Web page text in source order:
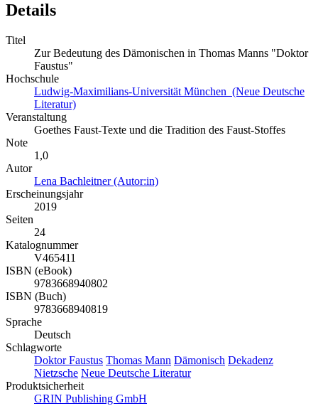
Details
Titel
Zur Bedeutung des Dämonischen in Thomas Manns "Doktor
Faustus"
Hochschule
Ludwig-Maximilians-Universität München (Neue Deutsche
Literatur)
Veranstaltung
Goethes Faust-Texte und die Tradition des Faust-Stoffes
Note
1,0
Autor
Lena Bachleitner (Autor:in)
Erscheinungsjahr
2019
Seiten
24
Katalognummer
V465411
ISBN (eBook)
9783668940802
ISBN (Buch)
9783668940819
Sprache
Deutsch
Schlagworte
Doktor Faustus Thomas Mann Dämonisch Dekadenz
Nietzsche Neue Deutsche Literatur
Produktsicherheit
GRIN Publishing GmbH